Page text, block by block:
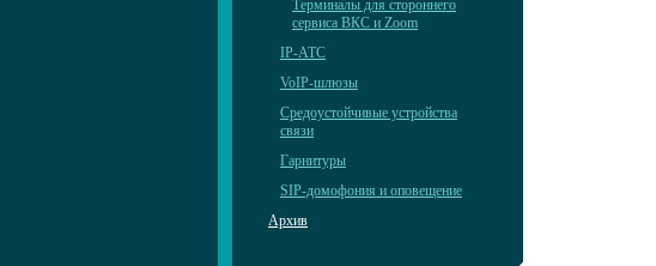
Терминалы для стороннего
сервиса ВКС и Zoom
IP-АТС
VoIP-шлюзы
Средоустойчивые устройства
связи
Гарнитуры
SIP-домофония и оповещение
Архив